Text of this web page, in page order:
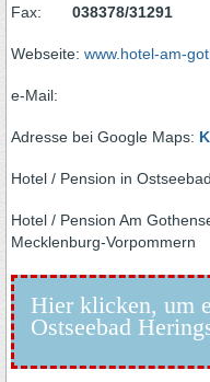
Fax: 038378/31291
Webseite: www.hotel-am-
e-Mail:
Adresse bei Google Maps:
Hotel / Pension in
Hotel / Pension Am
Mecklenburg-Vorpommern
Hier klicken, um
Ostseebad